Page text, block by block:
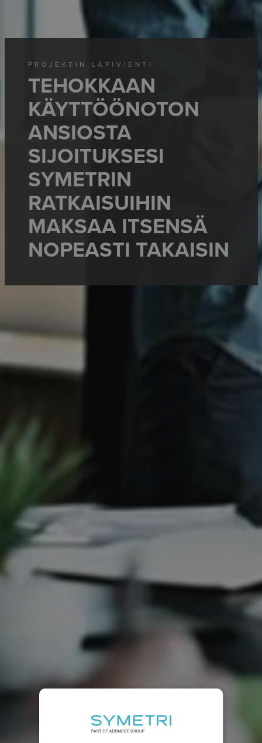
PROJEKTIN LÄPIVIENTI
TEHOKKAAN
KÄYTTÖÖNOTON
ANSIOSTA
SIJOITUKSESI
SYMETRIN
RATKAISUIHIN
MAKSAA ITSENSÄ
NOPEASTI TAKAISIN